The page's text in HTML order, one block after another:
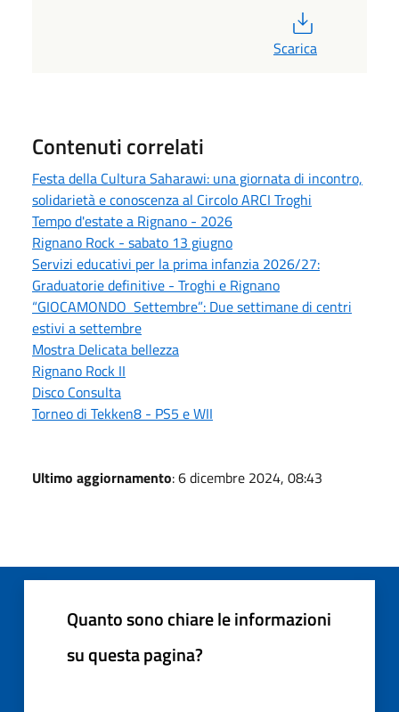
Scarica
Contenuti correlati
Festa della Cultura Saharawi: una giornata di incontro,
solidarietà e conoscenza al Circolo ARCI Troghi
Tempo d'estate a Rignano - 2026
Rignano Rock - sabato 13 giugno
Servizi educativi per la prima infanzia 2026/27:
Graduatorie definitive - Troghi e Rignano
“GIOCAMONDO Settembre”: Due settimane di centri
estivi a settembre
Mostra Delicata bellezza
Rignano Rock II
Disco Consulta
Torneo di Tekken8 - PS5 e WII
Ultimo aggiornamento: 6 dicembre 2024, 08:43
Quanto sono chiare le informazioni
su questa pagina?